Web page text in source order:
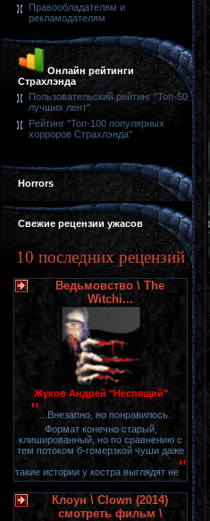
Правообладателям и
рекламодателям
Онлайн рейтинги
Страхлэнда
Пользовательский рейтинг "Топ-50
лучших лент"
Рейтинг "Топ-100 популярных
хорроров Страхлэнда"
Horrors
Свежие рецензии ужасов
10 последних рецензий
Ведьмовство \ The
Witchi...
Жуков Андрей "Неспящий"
" ...Внезапно, но понравилось.
Формат конечно старый,
клишированный, но по сравнению с
тем потоком б-гомерзкой чуши даже
такие истории у костра выглядят не"
Клоун \ Clown (2014)
смотреть фильм \